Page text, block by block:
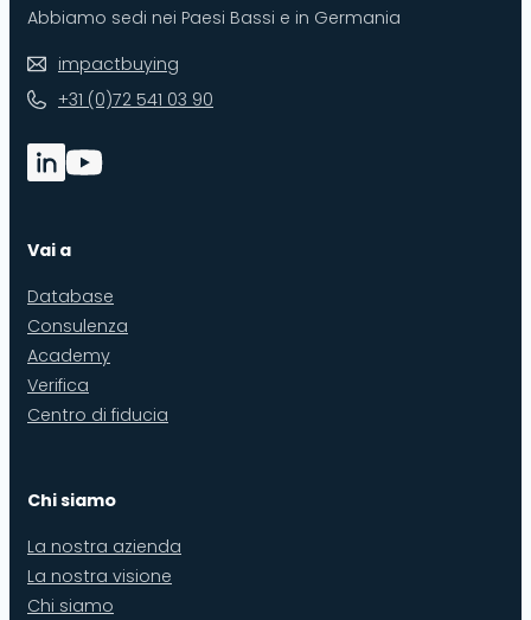
Abbiamo sedi nei Paesi Bassi e in Germania
impactbuying
+31 (0)72 541 03 90
Vai a
Database
Consulenza
Academy
Verifica
Centro di fiducia
Chi siamo
La nostra azienda
La nostra visione
Chi siamo